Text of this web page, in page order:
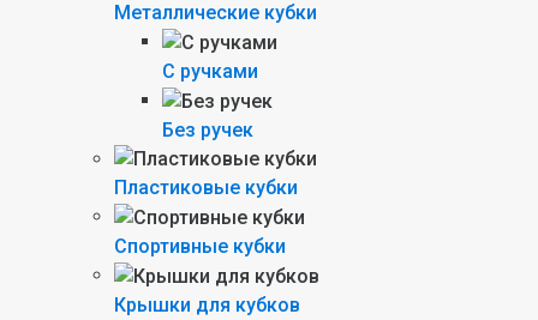
Металлические кубки
С ручками
Без ручек
Пластиковые кубки
Спортивные кубки
Крышки для кубков